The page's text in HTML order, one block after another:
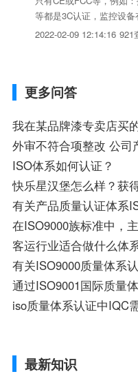
等都是3C认证，监控设
证有哪些只有CE或FCC
2022-02-09 12:14:16 921
更多问答
ISO体系如何认证？
在ISO9000族标准中，
有关ISO9000质量体系
通过ISO9001国际质量
iso质量体系认证中IQC
最新知识